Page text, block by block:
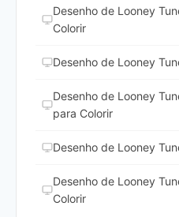
Desenho de Looney
Colorir
Desenho de Looney
Desenho de Looney
para Colorir
Desenho de Looney
Desenho de Looney
Colorir